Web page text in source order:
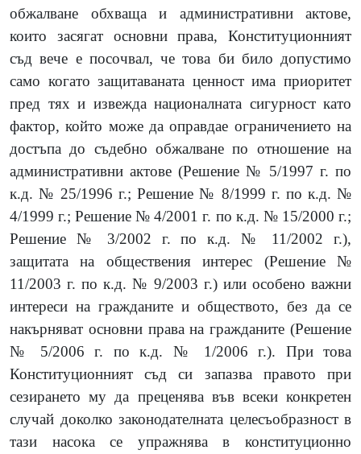
обжалване обхваща и административни актове,
които засягат основни права, Конституционният
съд вече е посочвал, че това би било допустимо
само когато защитаваната ценност има приоритет
пред тях и извежда националната сигурност като
фактор, който може да оправдае ограничението на
достъпа до съдебно обжалване по отношение на
административни актове (Решение № 5/1997 г. по
к.д. № 25/1996 г.; Решение № 8/1999 г. по к.д. №
4/1999 г.; Решение № 4/2001 г. по к.д. № 15/2000 г.;
Решение № 3/2002 г. по к.д. № 11/2002 г.),
защитата на обществения интерес (Решение №
11/2003 г. по к.д. № 9/2003 г.) или особено важни
интереси на гражданите и обществото, без да се
накърняват основни права на гражданите (Решение
№ 5/2006 г. по к.д. № 1/2006 г.). При това
Конституционният съд си запазва правото при
сезирането му да преценява във всеки конкретен
случай доколко законодателната целесъобразност в
тази насока се упражнява в конституционно